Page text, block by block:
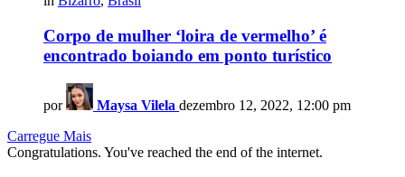
Corpo de mulher ‘loira de vermelho’ é
encontrado boiando em ponto turístico
por Maysa Vilela dezembro 12, 2022, 12:00 pm
Carregue Mais
Congratulations. You've reached the end of the internet.